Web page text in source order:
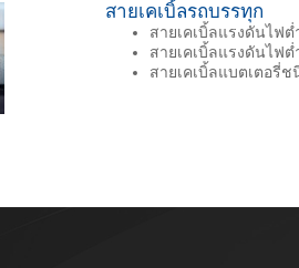
สายเคเบิ้ลรถบรรทุก
สายเคเบิ้ลแรงดันไฟต่
สายเคเบิ้ลแรงดันไฟต่
สายเคเบิ้ลแบตเตอรี่